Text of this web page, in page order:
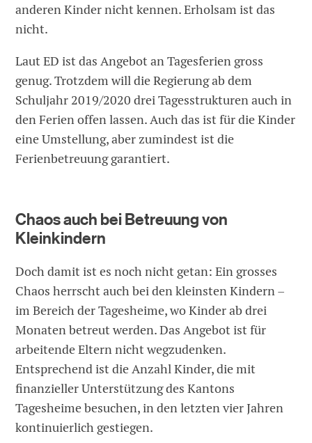
anderen Kinder nicht kennen. Erholsam ist das
nicht.
Laut ED ist das Angebot an Tagesferien gross
genug. Trotzdem will die Regierung ab dem
Schuljahr 2019/2020 drei Tagesstrukturen auch in
den Ferien offen lassen. Auch das ist für die Kinder
eine Umstellung, aber zumindest ist die
Ferienbetreuung garantiert.
Chaos auch bei Betreuung von
Kleinkindern
Doch damit ist es noch nicht getan: Ein grosses
Chaos herrscht auch bei den kleinsten Kindern –
im Bereich der Tagesheime, wo Kinder ab drei
Monaten betreut werden. Das Angebot ist für
arbeitende Eltern nicht wegzudenken.
Entsprechend ist die Anzahl Kinder, die mit
finanzieller Unterstützung des Kantons
Tagesheime besuchen, in den letzten vier Jahren
kontinuierlich gestiegen.